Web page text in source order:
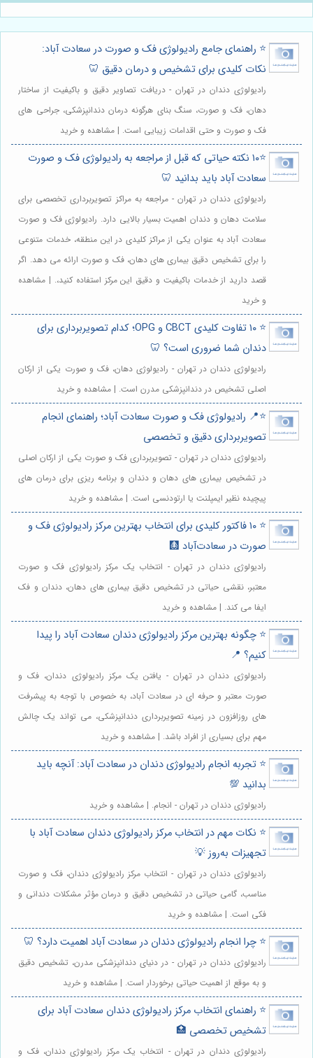
⭐️ راهنمای جامع رادیولوژی فک و صورت در سعادت آباد:
نکات کلیدی برای تشخیص و درمان دقیق 🦷
رادیولوژی دندان در تهران - دریافت تصاویر دقیق و باکیفیت از ساختار
دهان، فک و صورت، سنگ بنای هرگونه درمان دندانپزشکی، جراحی های
فک و صورت و حتی اقدامات زیبایی است. | مشاهده و خرید
⭐️۱۰ نکته حیاتی که قبل از مراجعه به رادیولوژی فک و صورت
سعادت آباد باید بدانید 🦷
رادیولوژی دندان در تهران - مراجعه به مراکز تصویربرداری تخصصی برای
سلامت دهان و دندان اهمیت بسیار بالایی دارد. رادیولوژی فک و صورت
سعادت آباد به عنوان یکی از مراکز کلیدی در این منطقه، خدمات متنوعی
را برای تشخیص دقیق بیماری های دهان، فک و صورت ارائه می دهد. اگر
قصد دارید از خدمات باکیفیت و دقیق این مرکز استفاده کنید،. | مشاهده
و خرید
⭐️ ۱۰ تفاوت کلیدی CBCT و OPG؛ کدام تصویربرداری برای
دندان شما ضروری است؟ 🦷
رادیولوژی دندان در تهران - رادیولوژی دهان، فک و صورت یکی از ارکان
اصلی تشخیص در دندانپزشکی مدرن است. | مشاهده و خرید
⭐️📍 رادیولوژی فک و صورت سعادت آباد؛ راهنمای انجام
تصویربرداری دقیق و تخصصی
رادیولوژی دندان در تهران - تصویربرداری فک و صورت یکی از ارکان اصلی
در تشخیص بیماری های دهان و دندان و برنامه ریزی برای درمان های
پیچیده نظیر ایمپلنت یا ارتودنسی است. | مشاهده و خرید
⭐️ ۱۰ فاکتور کلیدی برای انتخاب بهترین مرکز رادیولوژی فک و
صورت در سعادت‌آباد 🩻
رادیولوژی دندان در تهران - انتخاب یک مرکز رادیولوژی فک و صورت
معتبر، نقشی حیاتی در تشخیص دقیق بیماری های دهان، دندان و فک
ایفا می کند. | مشاهده و خرید
⭐️ چگونه بهترین مرکز رادیولوژی دندان سعادت آباد را پیدا
کنیم؟ 📍
رادیولوژی دندان در تهران - یافتن یک مرکز رادیولوژی دندان، فک و
صورت معتبر و حرفه ای در سعادت آباد، به خصوص با توجه به پیشرفت
های روزافزون در زمینه تصویربرداری دندانپزشکی، می تواند یک چالش
مهم برای بسیاری از افراد باشد. | مشاهده و خرید
⭐️ تجربه انجام رادیولوژی دندان در سعادت آباد: آنچه باید
بدانید 💯
رادیولوژی دندان در تهران - انجام. | مشاهده و خرید
⭐️ نکات مهم در انتخاب مرکز رادیولوژی دندان سعادت آباد با
تجهیزات به‌روز 💡
رادیولوژی دندان در تهران - انتخاب مرکز رادیولوژی دندان، فک و صورت
مناسب، گامی حیاتی در تشخیص دقیق و درمان مؤثر مشکلات دندانی و
فکی است. | مشاهده و خرید
⭐️ چرا انجام رادیولوژی دندان در سعادت آباد اهمیت دارد؟ 🦷
رادیولوژی دندان در تهران - در دنیای دندانپزشکی مدرن، تشخیص دقیق
و به موقع از اهمیت حیاتی برخوردار است. | مشاهده و خرید
⭐️ راهنمای انتخاب مرکز رادیولوژی دندان سعادت آباد برای
تشخیص تخصصی 🏥
رادیولوژی دندان در تهران - انتخاب یک مرکز رادیولوژی دندان، فک و